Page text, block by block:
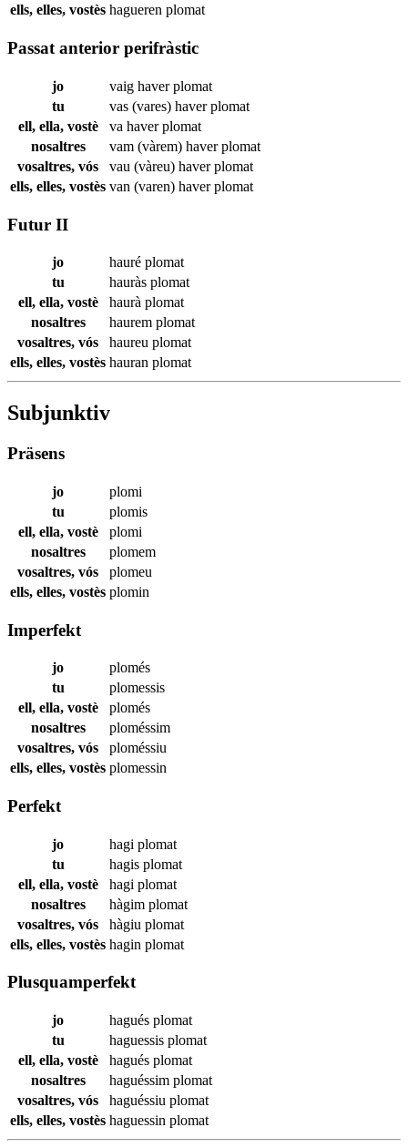
ells, elles, vostès hagueren plomat
Passat anterior perifràstic
jo vaig haverplomat
tu
vas (vares) haverplomat
ell, ella, vostè
va haverplomat
nosaltres
vam (vàrem) haverplomat
vosaltres, vós
vau (vàreu) haverplomat
ells, elles, vostès van (varen) haverplomat
Futur II
jo hauré plomat
tu
hauràs plomat
ell, ella, vostè
haurà plomat
nosaltres
haurem plomat
vosaltres, vós
haureu plomat
ells, elles, vostès hauran plomat
Subjunktiv
Präsens
jo
plomi
tu
plomis
ell, ella, vostè
plomi
nosaltres
plomem
vosaltres, vós
plomeu
ells, elles, vostès plomin
Imperfekt
jo
plomés
tu
plomessis
ell, ella, vostè
plomés
nosaltres
ploméssim
vosaltres, vós
ploméssiu
ells, elles, vostès plomessin
Perfekt
jo hagi plomat
tu
hagis plomat
ell, ella, vostè
hagi plomat
nosaltres
hàgim plomat
vosaltres, vós
hàgiu plomat
ells, elles, vostès hagin plomat
Plusquamperfekt
jo hagués plomat
tu
haguessis plomat
ell, ella, vostè
hagués plomat
nosaltres
haguéssim plomat
vosaltres, vós
haguéssiu plomat
ells, elles, vostès haguessin plomat